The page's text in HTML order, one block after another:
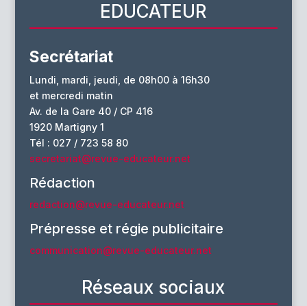
EDUCATEUR
Secrétariat
Lundi, mardi, jeudi, de 08h00 à 16h30
et mercredi matin
Av. de la Gare 40 / CP 416
1920 Martigny 1
Tél : 027 / 723 58 80
secretariat@revue-educateur.net
Rédaction
redaction@revue-educateur.net
Prépresse et régie publicitaire
communication@revue-educateur.net
Réseaux sociaux